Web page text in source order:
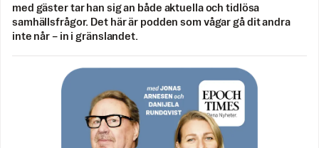
med gäster tar han sig an både aktuella och tidlösa
samhällsfrågor. Det här är podden som vågar gå dit andra
inte når – in i gränslandet.